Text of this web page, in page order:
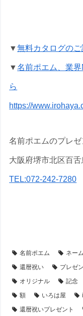
▼無料カタログの
▼名前ポエム、業
ら
https://
名前ポエムのプレ
大阪府堺市北区百
TEL:072-242-7280
名前ポエム ネー
還暦祝い
プレゼ
オリジナル
記念
額
いろは屋
還暦祝いプレゼント